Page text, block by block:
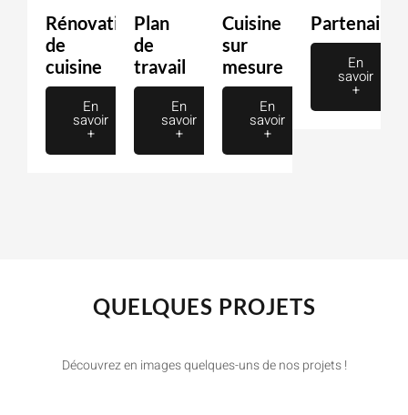
Rénovation
de
cuisine
En
savoir
+
Plan
de
travail
En
savoir
+
Cuisine
sur
mesure
En
savoir
+
Partenaire
En
savoir
+
QUELQUES PROJETS
Découvrez en images quelques-uns de nos projets !